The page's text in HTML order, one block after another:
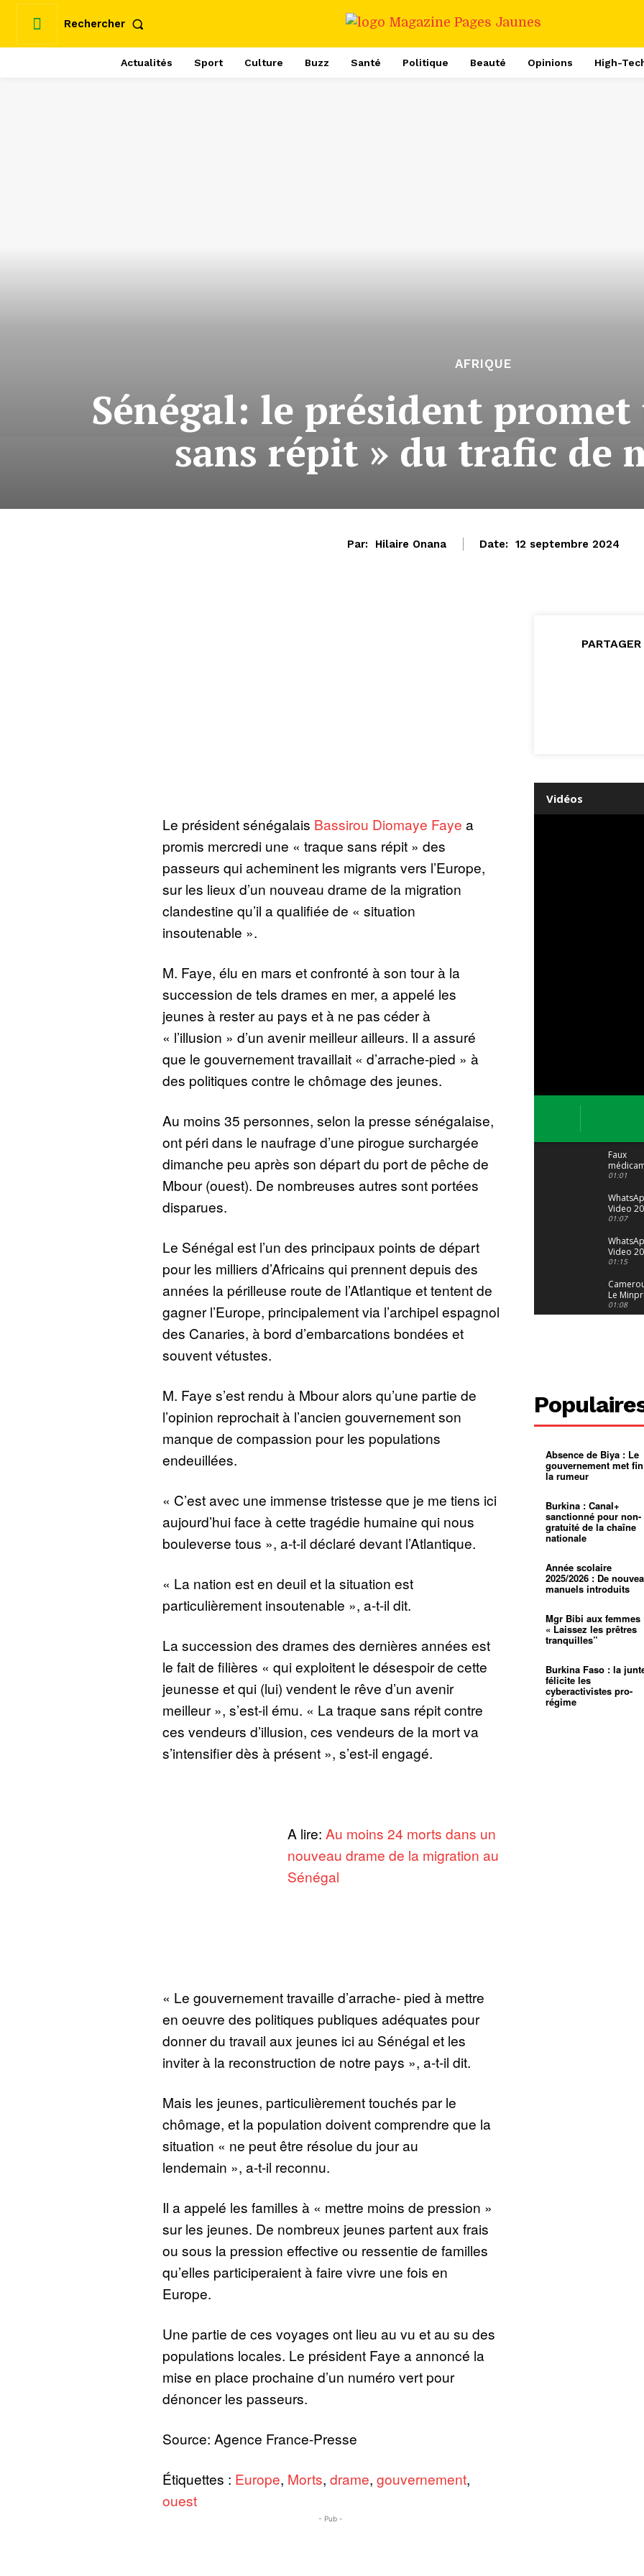
Rechercher
Actualités Sport Culture Buzz Santé Politique Beauté Opinions High-
AFRIQUE
Sénégal: le président promet
sans répit » du trafic de
Par: Hilaire Onana Date: 12 septembre 2024
Le président sénégalais Bassirou Diomaye Faye a
promis mercredi une « traque sans répit » des
passeurs qui acheminent les migrants vers l’Europe,
sur les lieux d’un nouveau drame de la migration
clandestine qu’il a qualifiée de « situation
insoutenable ».
M. Faye, élu en mars et confronté à son tour à la
succession de tels drames en mer, a appelé les
jeunes à rester au pays et à ne pas céder à
« l’illusion » d’un avenir meilleur ailleurs. Il a assuré
que le gouvernement travaillait « d’arrache-pied » à
des politiques contre le chômage des jeunes.
Au moins 35 personnes, selon la presse sénégalaise,
ont péri dans le naufrage d’une pirogue surchargée
dimanche peu après son départ du port de pêche de
Mbour (ouest). De nombreuses autres sont portées
disparues.
Le Sénégal est l’un des principaux points de départ
pour les milliers d’Africains qui prennent depuis des
années la périlleuse route de l’Atlantique et tentent de
gagner l’Europe, principalement via l’archipel espagnol
des Canaries, à bord d’embarcations bondées et
souvent vétustes.
M. Faye s’est rendu à Mbour alors qu’une partie de
l’opinion reprochait à l’ancien gouvernement son
manque de compassion pour les populations
endeuillées.
« C’est avec une immense tristesse que je me tiens ici
aujourd’hui face à cette tragédie humaine qui nous
bouleverse tous », a-t-il déclaré devant l’Atlantique.
« La nation est en deuil et la situation est
particulièrement insoutenable », a-t-il dit.
La succession des drames des dernières années est
le fait de filières « qui exploitent le désespoir de cette
jeunesse et qui (lui) vendent le rêve d’un avenir
meilleur », s’est-il ému. « La traque sans répit contre
ces vendeurs d’illusion, ces vendeurs de la mort va
s’intensifier dès à présent », s’est-il engagé.
A lire: Au moins 24 morts dans un
nouveau drame de la migration au
Sénégal
« Le gouvernement travaille d’arrache- pied à mettre
en oeuvre des politiques publiques adéquates pour
donner du travail aux jeunes ici au Sénégal et les
inviter à la reconstruction de notre pays », a-t-il dit.
Mais les jeunes, particulièrement touchés par le
chômage, et la population doivent comprendre que la
situation « ne peut être résolue du jour au
lendemain », a-t-il reconnu.
Il a appelé les familles à « mettre moins de pression »
sur les jeunes. De nombreux jeunes partent aux frais
ou sous la pression effective ou ressentie de familles
qu’elles participeraient à faire vivre une fois en
Europe.
Une partie de ces voyages ont lieu au vu et au su des
populations locales. Le président Faye a annoncé la
mise en place prochaine d’un numéro vert pour
dénoncer les passeurs.
Source: Agence France-Presse
Étiquettes : Europe, Morts, drame, gouvernement,
ouest
- Pub -
PARTAGER
Vidéos
Faux
: Le trafic
malgré
01:01
Video
04 at 15
01:07
Video
29 at 12
01:15
Le
alerte
dérives
01:08
grandes
pluies
Échec au
Le père
pasteur
L’État
d’or
Croyance
religieuse
Entre
bricolage
mentale
01:12
mettra-t-
au
Absence de Biya : Le
gouvernement met
la rumeur
Burkina : Canal+
sanctionné pour non-
gratuité de la chaîne
nationale
Année scolaire
2025/2026 : De
manuels introduits
Mgr Bibi aux femmes
« Laissez les prêtres
tranquilles”
Burkina Faso : la
félicite les
cyberactivistes pro-
régime